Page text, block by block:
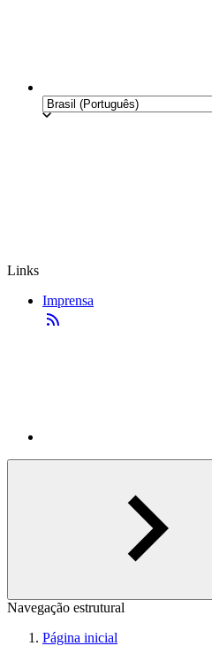
Links
Imprensa
Navegação estrutural
Página inicial